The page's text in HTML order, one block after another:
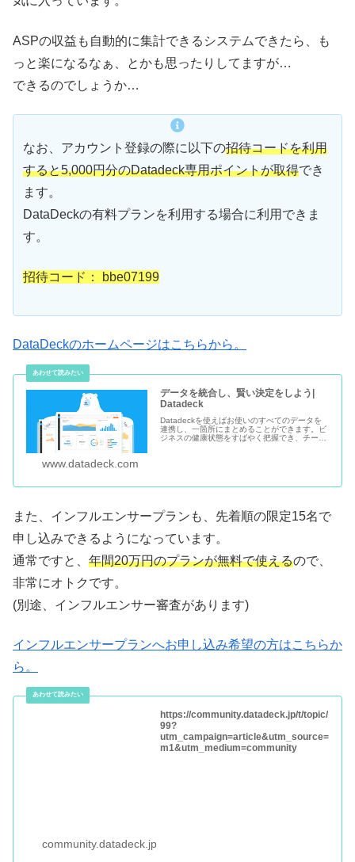
ASPの収益も自動的に集計できるシステムできたら、も
っと楽になるなぁ、とかも思ったりしてますが…
できるのでしょうか…
なお、アカウント登録の際に以下の招待コードを利用
すると5,000円分のDatadeck専用ポイントが取得でき
ます。
DataDeckの有料プランを利用する場合に利用できま
す。
招待コード： bbe07199
DataDeckのホームページはこちらから。
データを統合し、賢い決定をしよう|
Datadeck
Datadeckを使えばお使いのすべてのデータを
連携し、一箇所にまとめることができます。ビ
ジネスの健康状態をすばやく把握でき、チーム
www.datadeck.com
また、インフルエンサープランも、先着順の限定15名で
申し込みできるようになっています。
通常ですと、 年間20万円のプランが無料で使えるので、
非常にオトクです。
(別途、インフルエンサー審査があります)
インフルエンサープランへお申し込み希望の方はこちらか
ら。
https://community.datadeck.jp/t/topic/
99?
utm_campaign=article&utm_source=
m1&utm_medium=community
community.datadeck.jp